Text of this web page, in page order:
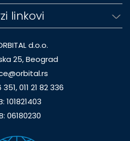
linkovi
d.o.o.
25, Beograd
351, 011 21 82 336
101821403
06180230